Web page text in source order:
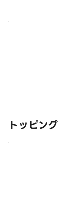
トッピング